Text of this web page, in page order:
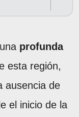
profunda
esta región,
ausencia de
el inicio de la